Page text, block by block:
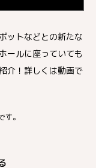
ットなどとの新たな
ールに座っていても
介！詳しくは動画で
。